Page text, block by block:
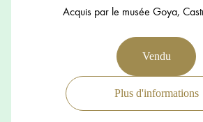
Acquis par le musée Goya,
Vendu
Plus d'informations